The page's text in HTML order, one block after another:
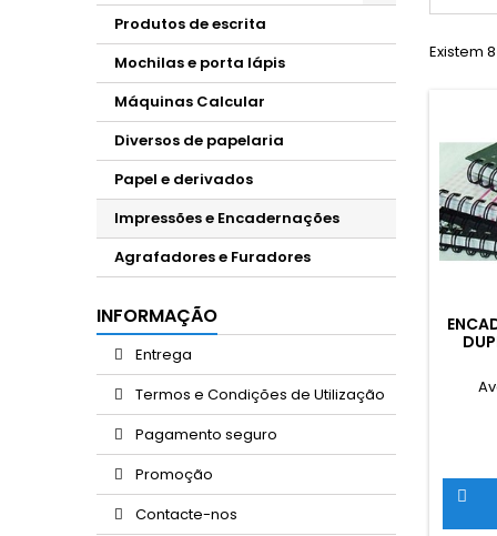
Produtos de escrita
Mochilas e porta lápis
Máquinas Calcular
Diversos de papelaria
Papel e derivados
Impressões e Encadernações
Agrafadores e Furadores
INFORMAÇÃO
Entrega
Termos e Condições de Utilização
Pagamento seguro
Promoção
Contacte-nos
Existem
